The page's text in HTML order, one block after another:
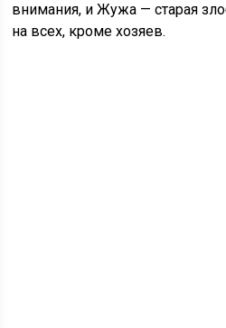
внимания, и Жужа — старая
на всех, кроме хозяев.